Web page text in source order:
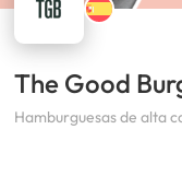
The Good
Hamburguesas de alta